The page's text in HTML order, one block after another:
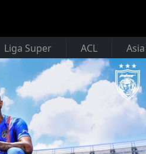
Liga Super ACL